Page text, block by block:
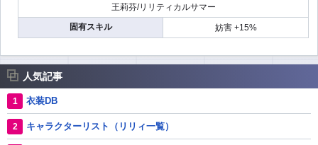
王莉芬/リリティカルサマー
固有スキル
妨害 +15%
人気記事
衣装DB
キャラクターリスト（リリィ一覧）